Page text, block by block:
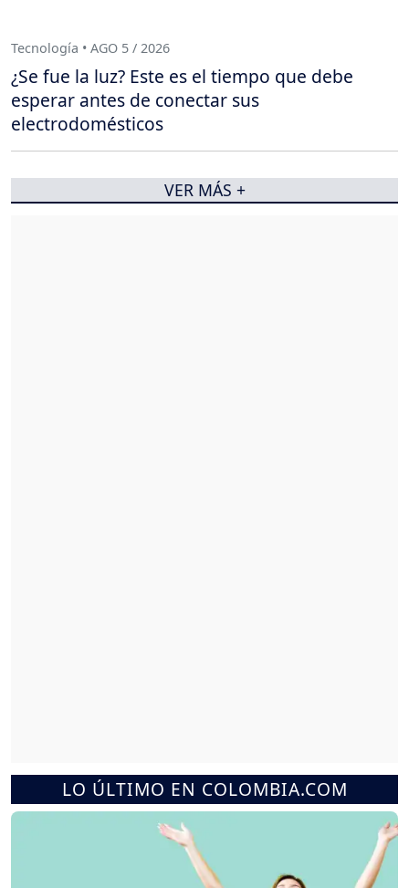
LO ÚLTIMO EN COLOMBIA.COM
Tecnología • AGO 5 / 2026
¿Se fue la luz? Este es el tiempo que debe
esperar antes de conectar sus
electrodomésticos
VER MÁS +